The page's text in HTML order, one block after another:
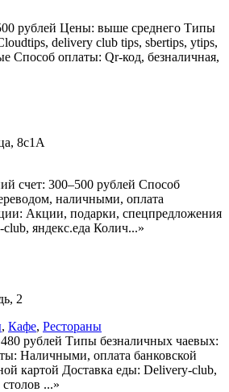
рублей Цены: выше среднего Типы
delivery club tips, sbertips, ytips,
Способ оплаты: Qr-код, безналичная,
8с1А
счет: 300–500 рублей Способ
наличными, оплата
Акции, подарки, спецпредложения
яндекс.еда Колич...»
2
, Кафе, Рестораны
рублей Типы безналичных чаевых:
Наличными, оплата банковской
картой Доставка еды: Delivery-club,
...»